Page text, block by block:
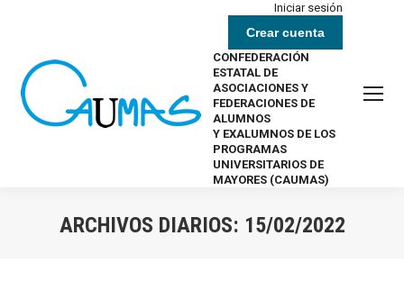
Iniciar sesión
Crear cuenta
CONFEDERACIÓN
ESTATAL DE
ASOCIACIONES Y
FEDERACIONES DE
ALUMNOS
Y EXALUMNOS DE LOS
PROGRAMAS
UNIVERSITARIOS DE
MAYORES (CAUMAS)
ARCHIVOS DIARIOS: 15/02/2022